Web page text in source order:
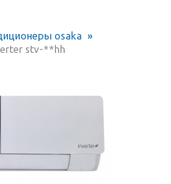
osaka »
stv-**hh